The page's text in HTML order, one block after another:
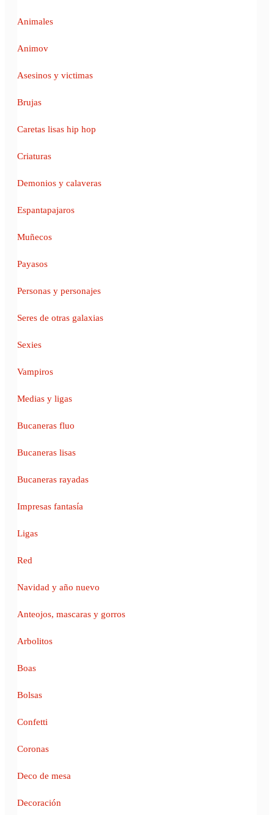
Animales
Animov
Asesinos y victimas
Brujas
Caretas lisas hip hop
Criaturas
Demonios y calaveras
Espantapajaros
Muñecos
Payasos
Personas y personajes
Seres de otras galaxias
Sexies
Vampiros
Medias y ligas
Bucaneras fluo
Bucaneras lisas
Bucaneras rayadas
Impresas fantasía
Ligas
Red
Navidad y año nuevo
Anteojos, mascaras y gorros
Arbolitos
Boas
Bolsas
Confetti
Coronas
Deco de mesa
Decoración